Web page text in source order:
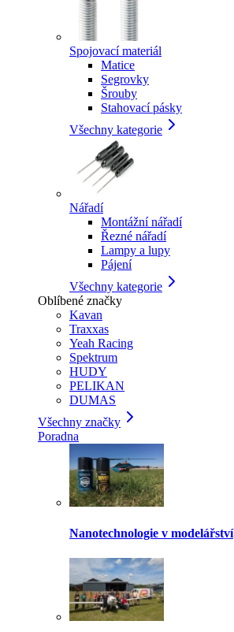
Spojovací materiál
Matice
Segrovky
Šrouby
Stahovací pásky
Všechny kategorie
Nářadí
Montážní nářadí
Řezné nářadí
Lampy a lupy
Pájení
Všechny kategorie
Oblíbené značky
Kavan
Traxxas
Yeah Racing
Spektrum
HUDY
PELIKAN
DUMAS
Všechny značky
Poradna
Nanotechnologie v modelářství